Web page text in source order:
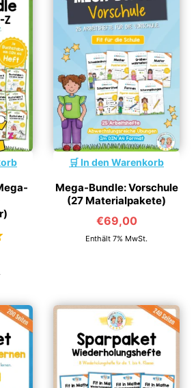
In den Warenkorb
Mega-Bundle: Vorschule
(27 Materialpakete)
€69,00
Enthält 7% MwSt.